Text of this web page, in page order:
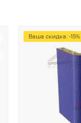
Ваша скидка: -15%